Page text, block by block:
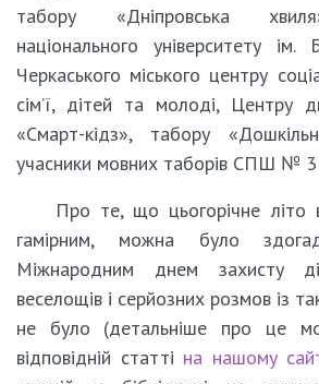
табору «Дніпровська
національного університету ім.
Черкаського міського центру
сім’ї, дітей та молоді, Центру
«Смарт-кідз», табору
учасники мовних таборів СПШ № 3
Про те, що цьогорічне літо
гамірним, можна було
Міжнародним днем захисту
веселощів і серйозних розмов із
не було (детальніше про це
відповідній статті на нашому